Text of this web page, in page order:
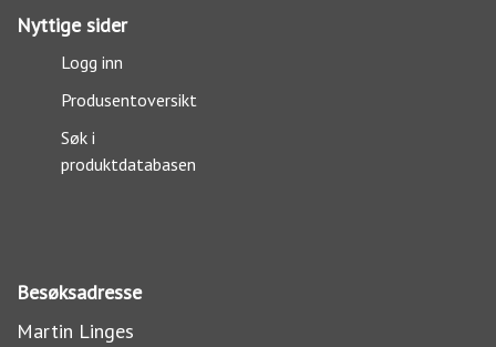
Nyttige sider
Logg inn
Produsentoversikt
Søk i
produktdatabasen
Besøksadresse
Martin Linges